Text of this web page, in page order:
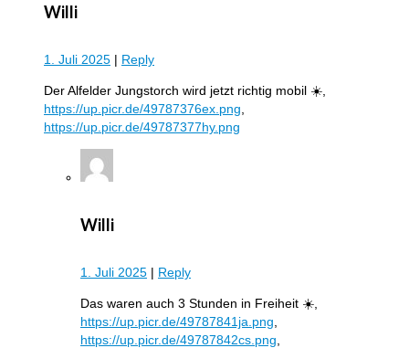
Willi
1. Juli 2025 | Reply
Der Alfelder Jungstorch wird jetzt richtig mobil ☀️,
https://up.picr.de/49787376ex.png
https://up.picr.de/49787377hy.png
Willi
1. Juli 2025 | Reply
Das waren auch 3 Stunden in Freiheit ☀️,
https://up.picr.de/49787841ja.png
https://up.picr.de/49787842cs.png